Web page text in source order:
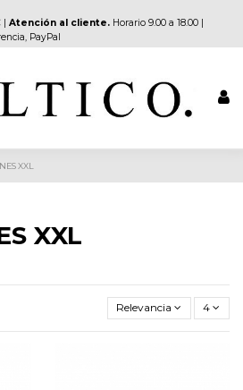
| Atención al cliente. Horario 9.00 a 18.00 |
PayPal
XXL
XXL
Relevancia 4